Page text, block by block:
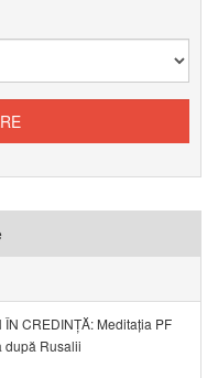
CREDINȚĂ: Meditația PF
după Rusalii